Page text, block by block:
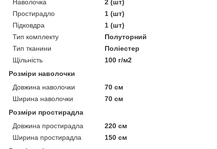
Наволочка
2 (шт)
Простирадло
1 (шт)
Підковдра
1 (шт)
Тип комплекту
Полуторний
Тип тканини
Поліестер
Щільність
100 г/м2
Розміри наволочки
Довжина наволочки
70 см
Ширина наволочки
70 см
Розміри простирадла
Довжина простирадла
220 см
Ширина простирадла
150 см